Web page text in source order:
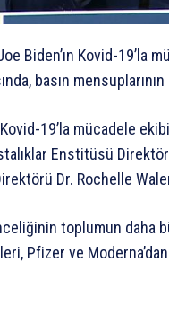
Biden’ın Kovid-19’la
basın mensuplarının
Kovid-19’la mücadele
Enstitüsü
Dr. Rochelle
toplumun daha
Pfizer ve